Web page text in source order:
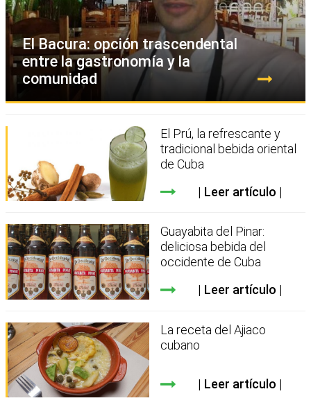
El Bacura: opción trascendental
entre la gastronomía y la
comunidad
El Prú, la refrescante y
tradicional bebida oriental
de Cuba
Leer artículo
Guayabita del Pinar:
deliciosa bebida del
occidente de Cuba
Leer artículo
La receta del Ajiaco
cubano
Leer artículo